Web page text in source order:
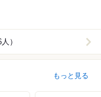
）
もっと見る